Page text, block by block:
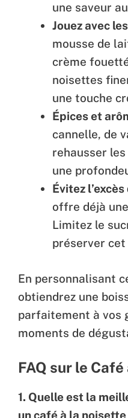
une saveur
Jouez avec
mousse de
crème
noisettes
une touche
Épices et
cannelle, de
rehausser
une
Évitez
offre déjà
Limitez le
préserver
En personnalisant
obtiendrez une
parfaitement à vos
moments de
FAQ sur le
1. Quelle est la
un café à la noisette